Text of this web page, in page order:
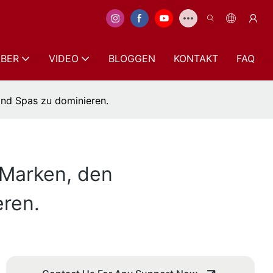
VIDEO BLOGGEN KONTAKT FAQ
Spas zu dominieren.
den